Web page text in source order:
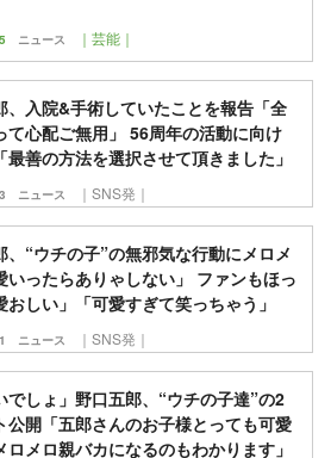
ニュース ｜芸能｜
、入院&手術していたことを報告「全
て心配ご無用」 56周年の活動に向け
最善の方法を選択させて頂きました」
ニュース ｜SNS発｜
、“ウチの子”の無邪気な行動にメロメ
いったらありゃしない」 ファンもほっ
おしい」「可愛すぎて笑っちゃう」
ニュース ｜SNS発｜
でしょ」野口五郎、“ウチの子達”の2
公開「五郎さんのお子様とっても可愛
ロメロ親バカになるのもわかります」